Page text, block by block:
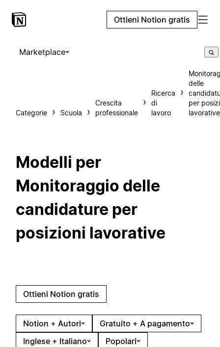
Ottieni Notion gratis
Marketplace
Categorie Scuola
Crescita
professionale
Ricerca
di
lavoro
delle
per
lavorative
Modelli per
Monitoraggio delle
candidature per
posizioni lavorative
Ottieni Notion gratis
Notion + Autori
Gratuito + A pagamento
Inglese + Italiano
Popolari